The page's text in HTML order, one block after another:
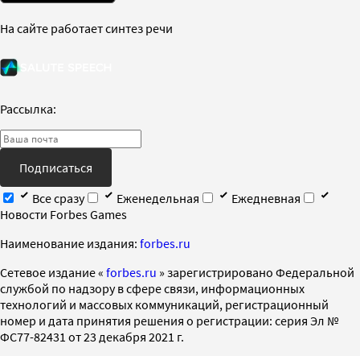
На сайте работает синтез речи
Рассылка:
Подписаться
Все сразу
Еженедельная
Ежедневная
Новости Forbes Games
Наименование издания: forbes.ru
Cетевое издание « forbes.ru » зарегистрировано Федеральной
службой по надзору в сфере связи, информационных
технологий и массовых коммуникаций, регистрационный
номер и дата принятия решения о регистрации: серия Эл №
ФС77-82431 от 23 декабря 2021 г.